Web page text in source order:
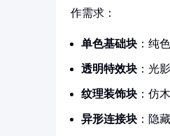
作需求：
单色基础块 ：纯
透明特效块 ：光
纹理装饰块 ：仿
异形连接块 ：隐